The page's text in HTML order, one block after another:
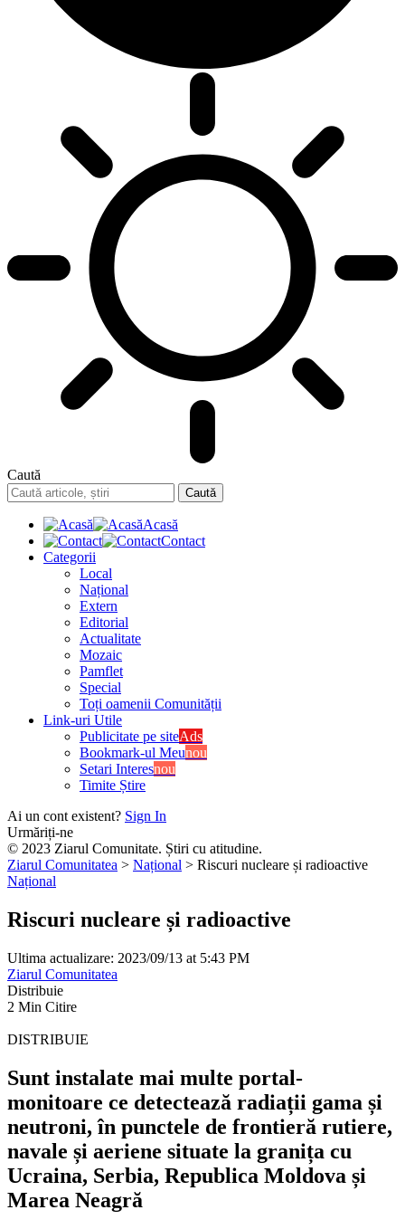
Caută
Acasă
Contact
Categorii
Local
Național
Extern
Editorial
Actualitate
Mozaic
Pamflet
Special
Toți oamenii Comunității
Link-uri Utile
Publicitate pe siteAds
Bookmark-ul Meunou
Setari Interesnou
Timite Știre
Ai un cont existent? Sign In
Urmăriți-ne
© 2023 Ziarul Comunitate. Știri cu atitudine.
Ziarul Comunitatea > Național > Riscuri nucleare și radioactive
Național
Riscuri nucleare și radioactive
Ultima actualizare: 2023/09/13 at 5:43 PM
Ziarul Comunitatea
Distribuie
2 Min Citire
DISTRIBUIE
Sunt instalate mai multe portal-
monitoare ce detectează radiații gama și
neutroni, în punctele de frontieră rutiere,
navale și aeriene situate la granița cu
Ucraina, Serbia, Republica Moldova și
Marea Neagră